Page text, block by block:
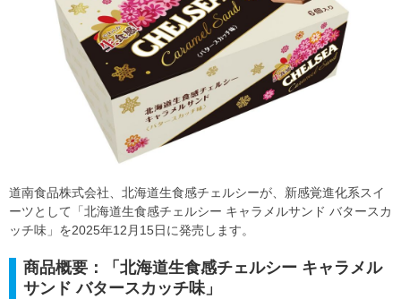
道南食品株式会社、北海道生食感チェルシーが、新感覚進化系スイ
ーツとして「北海道生食感チェルシー キャラメルサンド バタースカ
ッチ味」を2025年12月15日に発売します。
商品概要：「北海道生食感チェルシー キャラメル
サンド バタースカッチ味」